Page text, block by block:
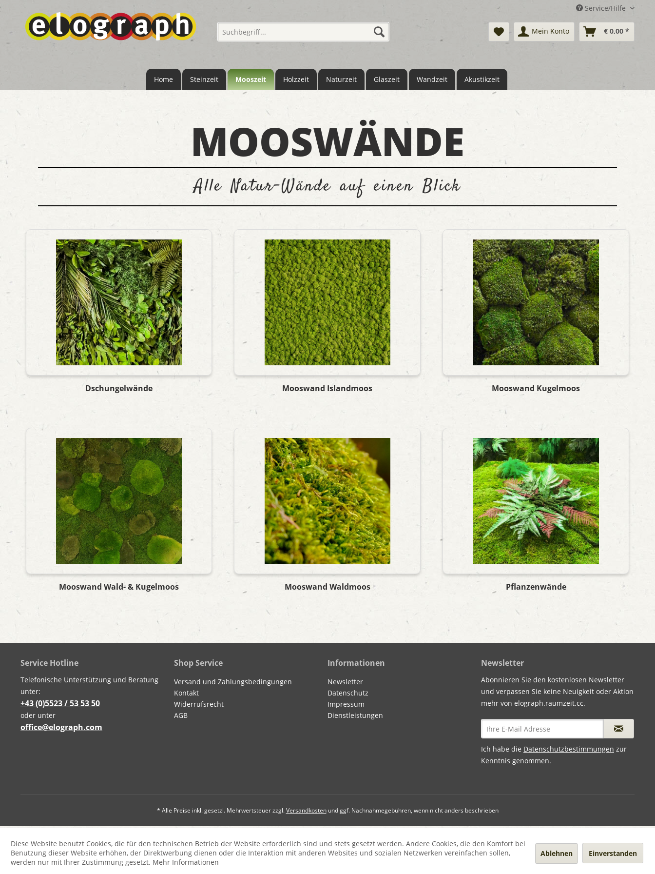
Service/Hilfe
Mein Konto € 0,00 *
Home Steinzeit Mooszeit Holzzeit Naturzeit Glaszeit Wandzeit Akustikzeit
MOOSWÄNDE
Alle Natur-Wände auf einen Blick
Dschungelwände Mooswand Islandmoos Mooswand Kugelmoos
Mooswand Wald- & Kugelmoos Mooswand Waldmoos Pflanzenwände
Service Hotline
Telefonische Unterstützung und Beratung
unter:
+43 (0)5523 / 53 53 50
oder unter
office@elograph.com
Shop Service
Versand und Zahlungsbedingungen
Kontakt
Widerrufsrecht
AGB
Informationen
Newsletter
Datenschutz
Impressum
Dienstleistungen
Newsletter
Abonnieren Sie den kostenlosen Newsletter
und verpassen Sie keine Neuigkeit oder Aktion
mehr von elograph.raumzeit.cc.
Ich habe die Datenschutzbestimmungen zur
Kenntnis genommen.
* Alle Preise inkl. gesetzl. Mehrwertsteuer zzgl.Versandkostenund ggf. Nachnahmegebühren, wenn nicht anders beschrieben
Diese Website benutzt Cookies, die für den technischen Betrieb der Website erforderlich sind und stets gesetzt werden. Andere Cookies, die den Komfort bei
Benutzung dieser Website erhöhen, der Direktwerbung dienen oder die Interaktion mit anderen Websites und sozialen Netzwerken vereinfachen sollen,
werden nur mit Ihrer Zustimmung gesetzt. Mehr Informationen
Ablehnen Einverstanden